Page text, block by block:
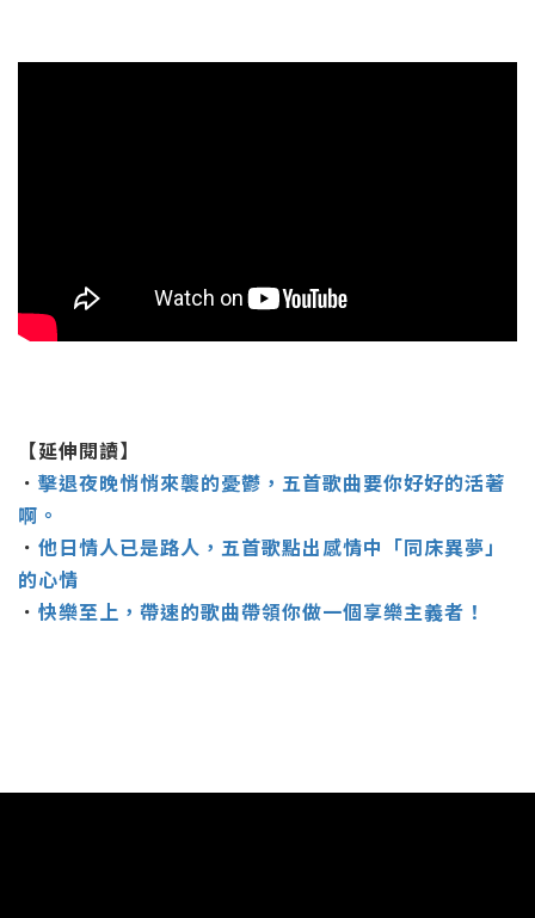
【延伸閱讀】
． 擊退夜晚悄悄來襲的憂鬱，五首歌曲要你好好的活著
啊。
． 他日情人已是路人，五首歌點出感情中「同床異夢」
的心情
． 快樂至上，帶速的歌曲帶領你做一個享樂主義者！